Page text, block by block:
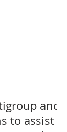
and
to assist